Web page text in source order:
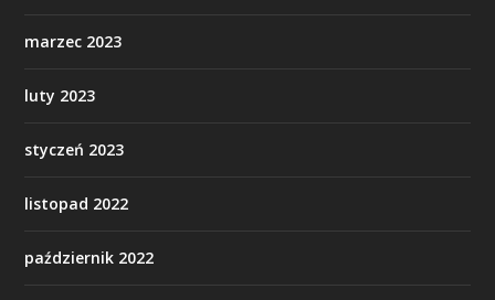
marzec 2023
luty 2023
styczeń 2023
listopad 2022
październik 2022